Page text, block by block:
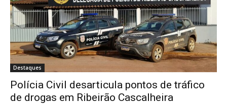
Destaques
Polícia Civil desarticula pontos de tráfico
de drogas em Ribeirão Cascalheira